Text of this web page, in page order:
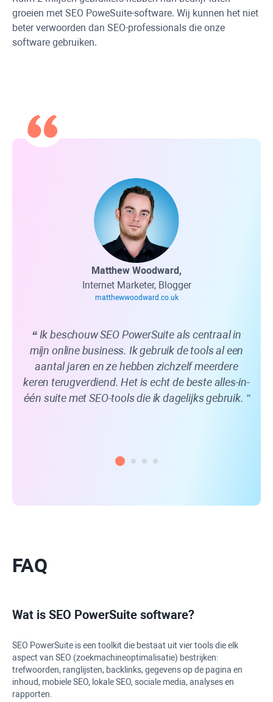
groeien met SEO PoweSuite-software. Wij kunnen het niet
beter verwoorden dan SEO-professionals die onze
software gebruiken.
Matthew Woodward,
Internet Marketer, Blogger
matthewwoodward.co.uk
Ik beschouw SEO PowerSuite als centraal in
mijn online business. Ik gebruik de tools al een
aantal jaren en ze hebben zichzelf meerdere
keren terugverdiend. Het is echt de beste alles-in-
één suite met SEO-tools die ik dagelijks gebruik.
FAQ
Wat is SEO PowerSuite software?
SEO PowerSuite is een toolkit die bestaat uit vier tools die elk
aspect van SEO (zoekmachineoptimalisatie) bestrijken:
trefwoorden, ranglijsten, backlinks, gegevens op de pagina en
inhoud, mobiele SEO, lokale SEO, sociale media, analyses en
rapporten.